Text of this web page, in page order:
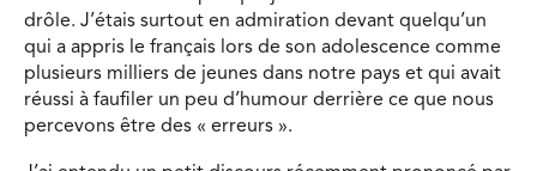
drôle. J’étais surtout en admiration devant quelqu’un
qui a appris le français lors de son adolescence comme
plusieurs milliers de jeunes dans notre pays et qui avait
réussi à faufiler un peu d’humour derrière ce que nous
percevons être des « erreurs ».